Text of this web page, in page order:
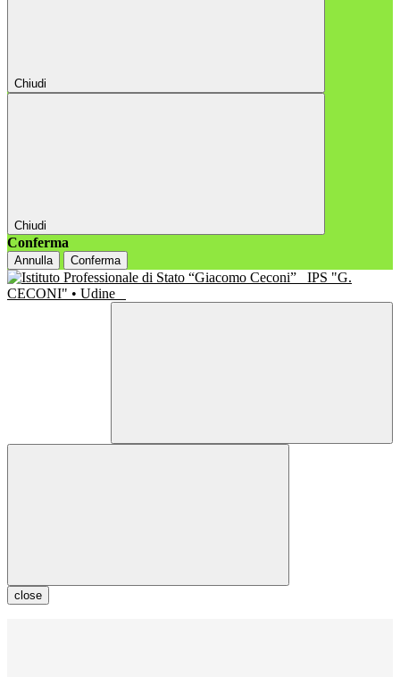
Chiudi
Chiudi
Conferma
Annulla Conferma
IPS "G.
CECONI" • Udine
close